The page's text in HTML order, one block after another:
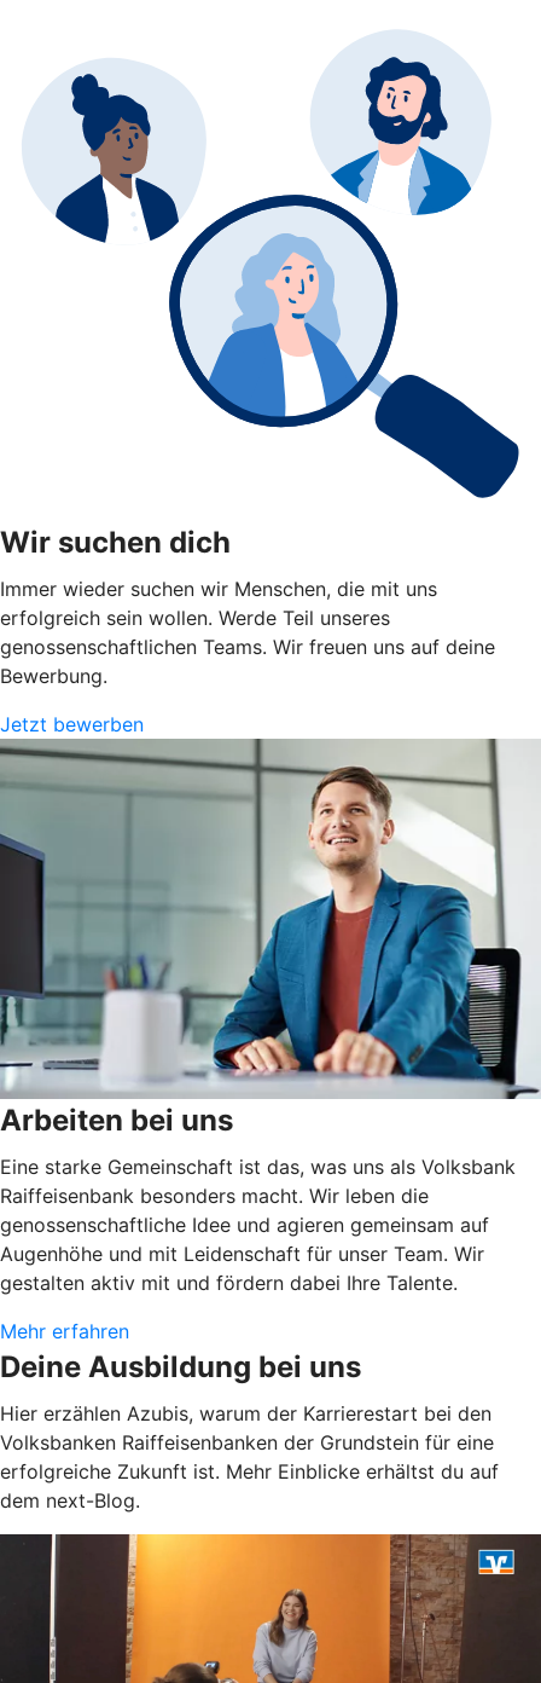
Wir suchen dich
Immer wieder suchen wir Menschen, die mit uns
erfolgreich sein wollen. Werde Teil unseres
genossenschaftlichen Teams. Wir freuen uns auf deine
Bewerbung.
Jetzt bewerben
Arbeiten bei uns
Eine starke Gemeinschaft ist das, was uns als Volksbank
Raiffeisenbank besonders macht. Wir leben die
genossenschaftliche Idee und agieren gemeinsam auf
Augenhöhe und mit Leidenschaft für unser Team. Wir
gestalten aktiv mit und fördern dabei Ihre Talente.
Mehr erfahren
Deine Ausbildung bei uns
Hier erzählen Azubis, warum der Karrierestart bei den
Volksbanken Raiffeisenbanken der Grundstein für eine
erfolgreiche Zukunft ist. Mehr Einblicke erhältst du auf
dem next-Blog.